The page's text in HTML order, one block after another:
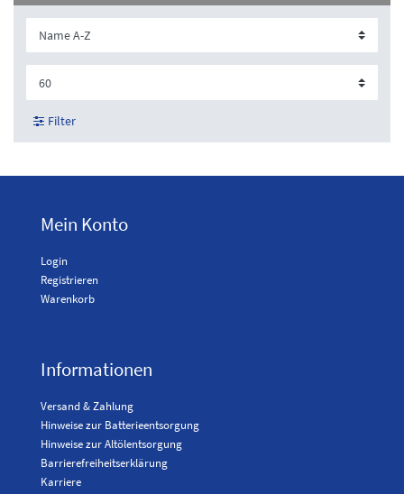
Filter
Mein Konto
Login
Registrieren
Warenkorb
Informationen
Versand & Zahlung
Hinweise zur Batterieentsorgung
Hinweise zur Altölentsorgung
Barrierefreiheitserklärung
Karriere